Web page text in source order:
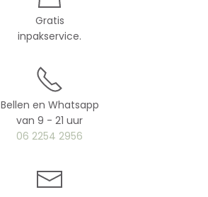
Gratis
inpakservice.
Bellen en Whatsapp
van 9 - 21 uur
06 2254 2956